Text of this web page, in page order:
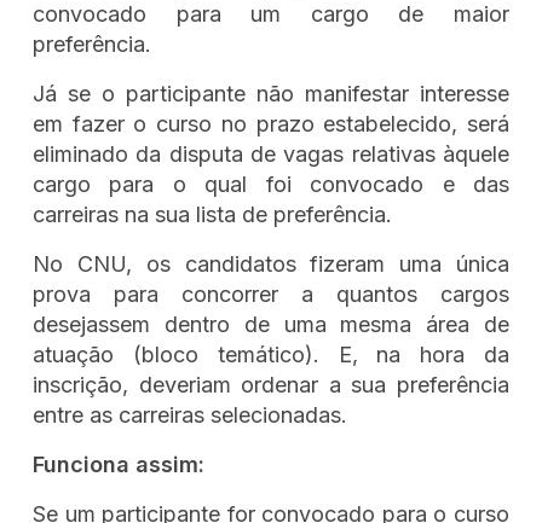
convocado para um cargo de maior
preferência.
Já se o participante não manifestar interesse
em fazer o curso no prazo estabelecido, será
eliminado da disputa de vagas relativas àquele
cargo para o qual foi convocado e das
carreiras na sua lista de preferência.
No CNU, os candidatos fizeram uma única
prova para concorrer a quantos cargos
desejassem dentro de uma mesma área de
atuação (bloco temático). E, na hora da
inscrição, deveriam ordenar a sua preferência
entre as carreiras selecionadas.
Funciona assim:
Se um participante for convocado para o curso